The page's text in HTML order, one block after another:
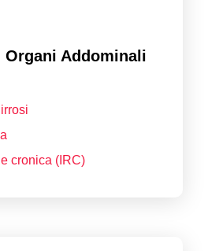
Addominali
cronica (IRC)